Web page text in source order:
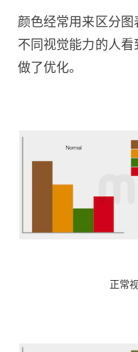
颜色经常用来区分
不同视觉能力的人
做了优化。
正常